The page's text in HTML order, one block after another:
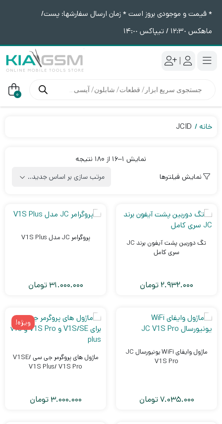
* قیمت و موجودی بروز است * زمان ارسال سفارشها: پست/
ماهکس ١٢:٣٠ / تیپاکس ١۴:٠٠
|
محصولات 0
خانه JCID
نمایش 1–16 از 180 نتیجه
Sorted
latest
نمایش فیلترها
تگ دوربین پشت آیفون برند JC
سری کامل
2.932.000 تومان
پروگرامر JC مدل V1S Plus
31.000.000 تومان
ماژول وایفای WiFi یونیورسال JC
V1S Pro
7.035.000تومان
ویژه!
ماژول های پروگرمر جی سی V1SE/
V1S Plus/ V1S Pro
3.000.000 تومان